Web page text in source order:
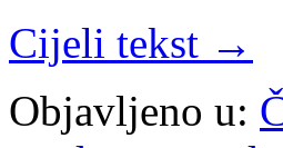
Cijeli tekst →
Objavljeno u: